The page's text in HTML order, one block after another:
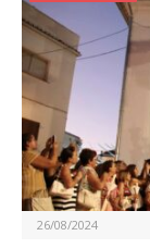
26/08/2024